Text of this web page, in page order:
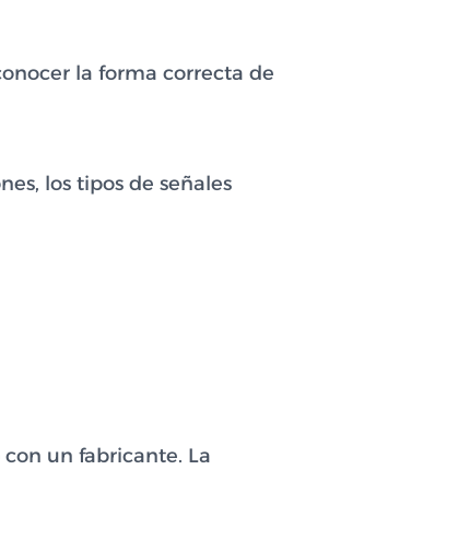
la forma correcta de
los tipos de señales
un fabricante. La